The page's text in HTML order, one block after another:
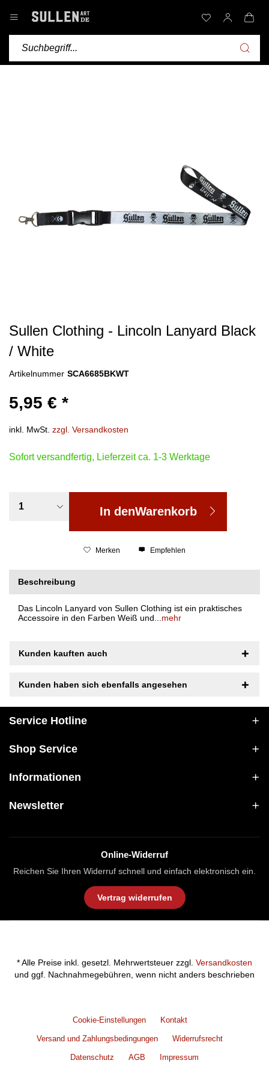
Sullen Clothing - Lincoln Lanyard Black
/ White
Artikelnummer SCA6685BKWT
5,95 € *
inkl. MwSt. zzgl. Versandkosten
Sofort versandfertig, Lieferzeit ca. 1-3 Werktage
In denWarenkorb
Merken Empfehlen
Beschreibung
Das Lincoln Lanyard von Sullen Clothing ist ein praktisches
Accessoire in den Farben Weiß und... mehr
Kunden kauften auch
Kunden haben sich ebenfalls angesehen
Service Hotline
Shop Service
Informationen
Newsletter
Online-Widerruf
Reichen Sie Ihren Widerruf schnell und einfach elektronisch ein.
Vertrag widerrufen
* Alle Preise inkl. gesetzl. Mehrwertsteuer zzgl. Versandkosten
und ggf. Nachnahmegebühren, wenn nicht anders beschrieben
Cookie-Einstellungen Kontakt
Versand und Zahlungsbedingungen Widerrufsrecht
Datenschutz AGB Impressum